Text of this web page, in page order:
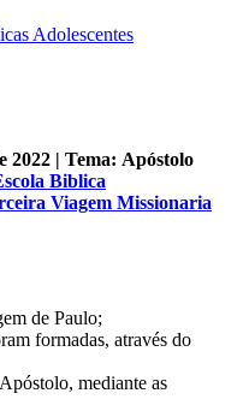
Adolescentes
2022 | Tema: Apóstolo
Biblica
Viagem Missionaria
de Paulo;
formadas, através do
mediante as